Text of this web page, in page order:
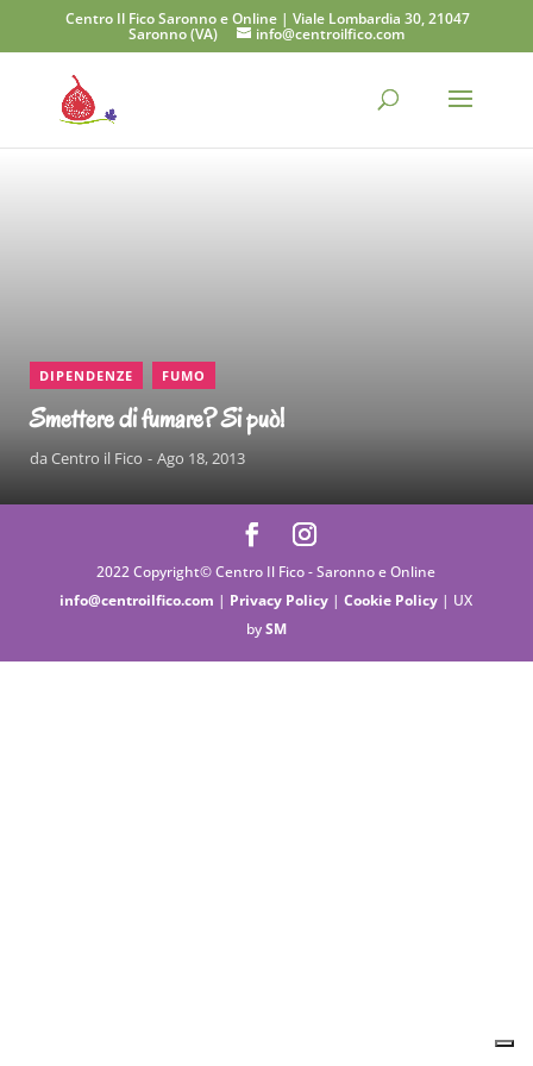
Centro Il Fico Saronno e Online | Viale Lombardia 30, 21047
Saronno (VA) info@centroilfico.com
DIPENDENZE FUMO
Smettere di fumare? Si può!
da Centro il Fico Ago 18, 2013
2022 Copyright© Centro Il Fico - Saronno e Online
info@centroilfico.com | Privacy Policy |Cookie Policy | UX
bySM